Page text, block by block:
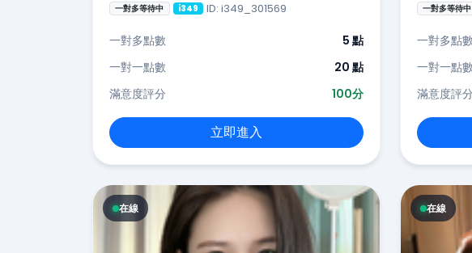
一對多等待中 i349 ID: i349_301569
一對多點數
5 點
一對一點數
20 點
滿意度評分
100分
立即進入
一對多等待中
一對多點
一對一點
滿意度評分
在線 在線